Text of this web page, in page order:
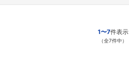
1〜7件表示
（全7件中）